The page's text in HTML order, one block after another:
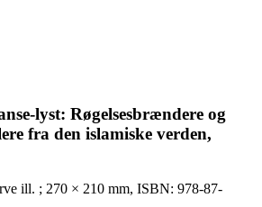
lyst: Røgelsesbrændere og
fra den islamiske verden,
ill. ; 270 × 210 mm, ISBN: 978-87-